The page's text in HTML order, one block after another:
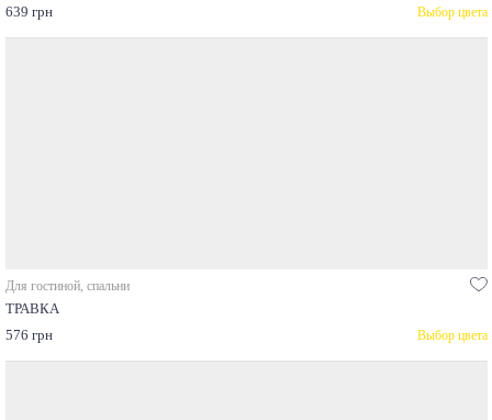
639 грн
Выбор цвета
Для гостиной, спальни
ТРАВКА
576 грн
Выбор цвета